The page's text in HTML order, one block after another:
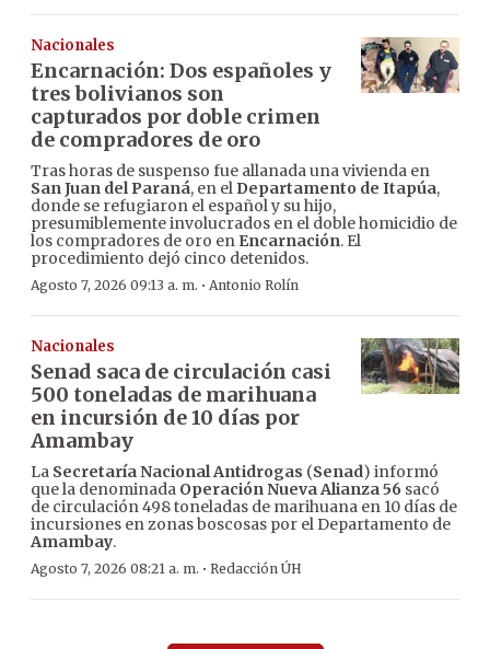
Nacionales
Encarnación: Dos españoles y
tres bolivianos son
capturados por doble crimen
de compradores de oro
Tras horas de suspenso fue allanada una vivienda en
San Juan del Paraná, en el Departamento de Itapúa,
donde se refugiaron el español y su hijo,
presumiblemente involucrados en el doble homicidio de
los compradores de oro en Encarnación. El
procedimiento dejó cinco detenidos.
Agosto 7, 2026 09:13 a. m. · Antonio Rolín
Nacionales
Senad saca de circulación casi
500 toneladas de marihuana
en incursión de 10 días por
Amambay
La Secretaría Nacional Antidrogas (Senad) informó
que la denominada Operación Nueva Alianza 56 sacó
de circulación 498 toneladas de marihuana en 10 días de
incursiones en zonas boscosas por el Departamento de
Amambay.
Agosto 7, 2026 08:21 a. m. · Redacción ÚH